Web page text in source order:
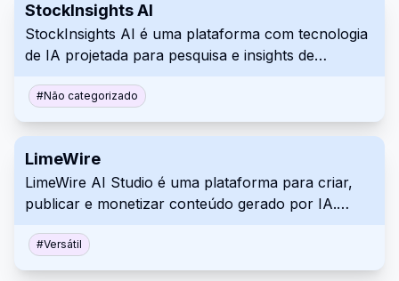
StockInsights AI
StockInsights AI é uma plataforma com tecnologia
de IA projetada para pesquisa e insights de
resumos de IA, alertas em tempo real e um espaço
de trabalho colaborativo. A plataforma também
personalização.
#Não categorizado
LimeWire
LimeWire AI Studio é uma plataforma para criar,
publicar e monetizar conteúdo gerado por IA.
áudio usando IA. Criadores de conteúdo podem
publicar seus trabalhos no LimeWire e
#Versátil